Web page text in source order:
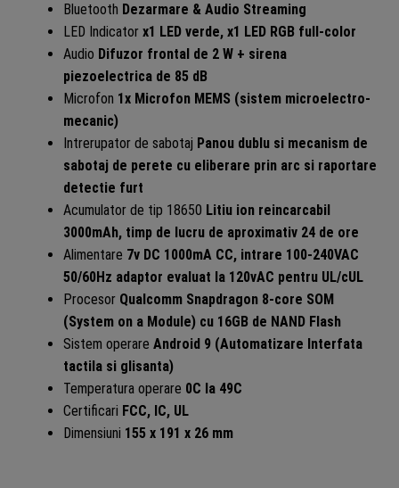
Bluetooth Dezarmare & Audio Streaming
LED Indicator x1 LED verde, x1 LED RGB full-color
Audio Difuzor frontal de 2 W + sirena
piezoelectrica de 85 dB
Microfon 1x Microfon MEMS (sistem microelectro-
mecanic)
Intrerupator de sabotaj Panou dublu si mecanism de
sabotaj de perete cu eliberare prin arc si raportare
detectie furt
Acumulator de tip 18650 Litiu ion reincarcabil
3000mAh, timp de lucru de aproximativ 24 de ore
Alimentare 7v DC 1000mA CC, intrare 100-240VAC
50/60Hz adaptor evaluat la 120vAC pentru UL/cUL
Procesor Qualcomm Snapdragon 8-core SOM
(System on a Module) cu 16GB de NAND Flash
Sistem operare Android 9 (Automatizare Interfata
tactila si glisanta)
Temperatura operare 0C la 49C
Certificari FCC, IC, UL
Dimensiuni 155 x 191 x 26 mm